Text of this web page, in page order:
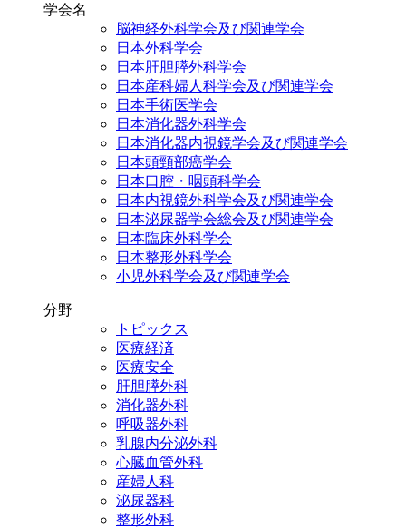
学会名
脳神経外科学会及び関連学会
日本外科学会
日本肝胆膵外科学会
日本産科婦人科学会及び関連学会
日本手術医学会
日本消化器外科学会
日本消化器内視鏡学会及び関連学会
日本頭頸部癌学会
日本口腔・咽頭科学会
日本内視鏡外科学会及び関連学会
日本泌尿器学会総会及び関連学会
日本臨床外科学会
日本整形外科学会
小児外科学会及び関連学会
分野
トピックス
医療経済
医療安全
肝胆膵外科
消化器外科
呼吸器外科
乳腺内分泌外科
心臓血管外科
産婦人科
泌尿器科
整形外科